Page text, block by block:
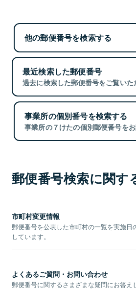
他の郵便番号を検索する
最近検索した郵便番号
過去に検索した郵便番号をご覧いた
事業所の個別番号を検索する
事業所の７けたの個別郵便番号をお
郵便番号検索に関す
市町村変更情報
郵便番号を公表した市町村の一覧を実施日
しています。
よくあるご質問・お問い合わせ
郵便番号に関するさまざまな疑問にお答え